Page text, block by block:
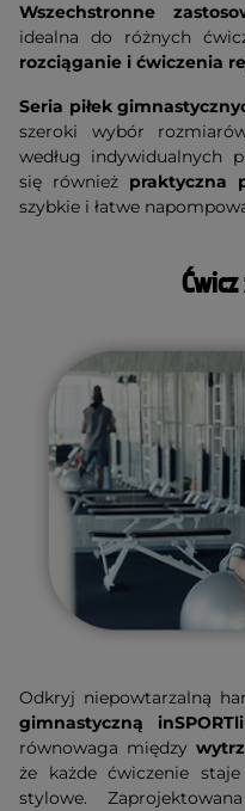
Wszechstronne
idealna do różnych
rozciąganie i ćwiczenia
Seria piłek
szeroki wybór
według indywidualnych
się również praktyczna
szybkie i łatwe
Ćwicz
Odkryj niepowtarzalną
gimnastyczną
równowaga między
że każde ćwiczenie
stylowe.